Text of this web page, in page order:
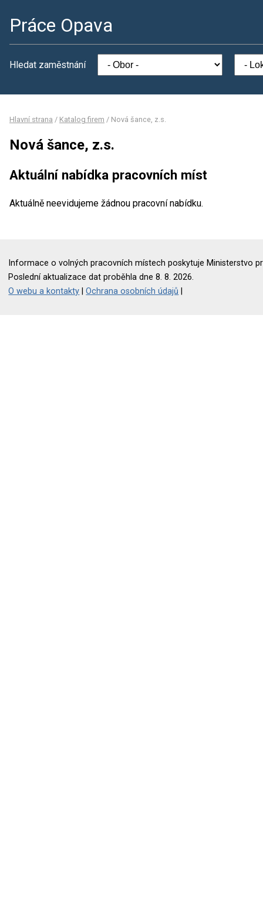
Práce Opava
Hledat zaměstnání
Hlavní strana / Katalog firem / Nová šance, z.s.
Nová šance, z.s.
Aktuální nabídka pracovních míst
Aktuálně neevidujeme žádnou pracovní nabídku.
Informace o volných pracovních místech poskytuje Ministerstvo
Poslední aktualizace dat proběhla dne 8. 8. 2026.
O webu a kontakty |Ochrana osobních údajů